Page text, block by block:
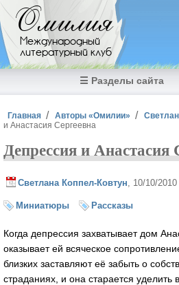
Перейти к основному содержанию
Омилия
Международный
литературный клуб
☰ Разделы сайта
Вы здесь
Главная Авторы «Омилии»
и Анастасия Сергеевна
Депрессия и Анастасия
Светлана Коппел-Ковтун , 10/10/
Миниатюры Рассказы
Когда депрессия захватывает дом
оказывает ей всяческое
близких заставляют её забыть о
страданиях, и она старается уделить